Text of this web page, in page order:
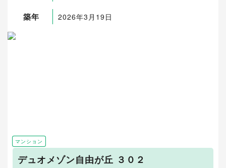
築年 2026年3月19日
マンション
デュオメゾン自由が丘 ３０２